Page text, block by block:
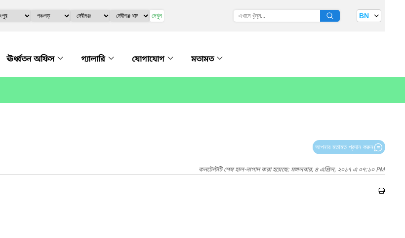
দেখুন BN
ঊর্ধ্বতন অফিস গ্যালারি যোগাযোগ মতামত
আপনার মতামত প্রদান করুন
কনটেন্টটি শেষ হাল-নাগাদ করা হয়েছে: মঙ্গলবার, ৪ এপ্রিল, ২০১৭ এ ০৭:১০ PM